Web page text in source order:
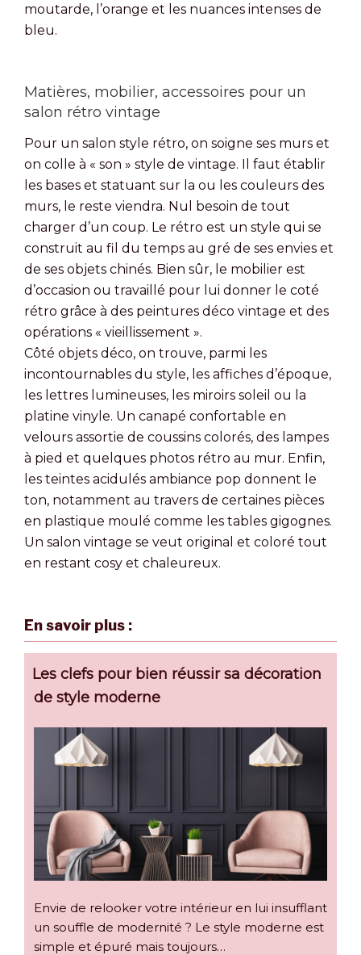
moutarde, l’orange et les nuances intenses de
bleu.
Matières, mobilier, accessoires pour un
salon rétro vintage
Pour un salon style rétro, on soigne ses murs et
on colle à « son » style de vintage. Il faut établir
les bases et statuant sur la ou les couleurs des
murs, le reste viendra. Nul besoin de tout
charger d’un coup. Le rétro est un style qui se
construit au fil du temps au gré de ses envies et
de ses objets chinés. Bien sûr, le mobilier est
d’occasion ou travaillé pour lui donner le coté
rétro grâce à des peintures déco vintage et des
opérations « vieillissement ».
Côté objets déco, on trouve, parmi les
incontournables du style, les affiches d’époque,
les lettres lumineuses, les miroirs soleil ou la
platine vinyle. Un canapé confortable en
velours assortie de coussins colorés, des lampes
à pied et quelques photos rétro au mur. Enfin,
les teintes acidulés ambiance pop donnent le
ton, notamment au travers de certaines pièces
en plastique moulé comme les tables gigognes.
Un salon vintage se veut original et coloré tout
en restant cosy et chaleureux.
En savoir plus :
Les clefs pour bien réussir sa décoration
de style moderne
Envie de relooker votre intérieur en lui insufflant
un souffle de modernité ? Le style moderne est
simple et épuré mais toujours…